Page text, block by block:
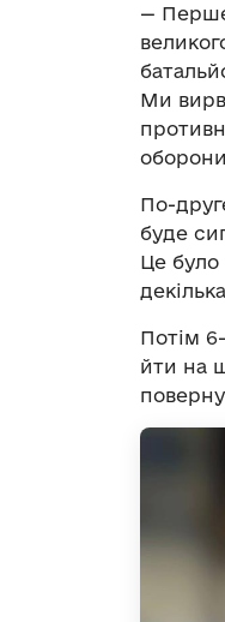
— Перше
Ми
По-
буде
Це було
Потім
йти на